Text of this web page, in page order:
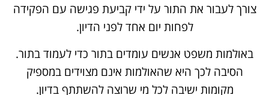
צורך לעבור את התור על ידי קביעת פגישה עם הפקידה
לפחות יום אחד לפני הדיון.
באולמות משפט אנשים עומדים בתור כדי לעמוד בתור.
הסיבה לכך היא שהאולמות אינם מצוידים במספיק
מקומות ישיבה לכל מי שרוצה להשתתף בדיון.